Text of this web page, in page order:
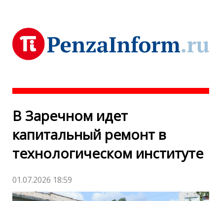
В Заречном идет
капитальный ремонт в
технологическом институте
01.07.2026 18:59